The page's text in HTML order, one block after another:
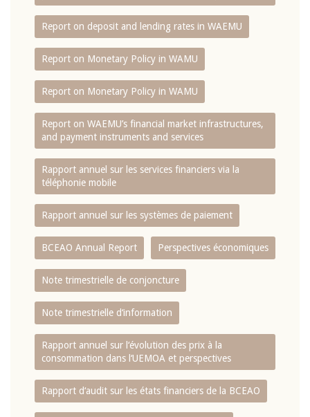
Report on deposit and lending rates in WAEMU
Report on Monetary Policy in WAMU
Report on Monetary Policy in WAMU
Report on WAEMU’s financial market infrastructures,
and payment instruments and services
Rapport annuel sur les services financiers via la
téléphonie mobile
Rapport annuel sur les systèmes de paiement
BCEAO Annual Report Perspectives économiques
Note trimestrielle de conjoncture
Note trimestrielle d‘information
Rapport annuel sur l‘évolution des prix à la
consommation dans l‘UEMOA et perspectives
Rapport d‘audit sur les états financiers de la BCEAO